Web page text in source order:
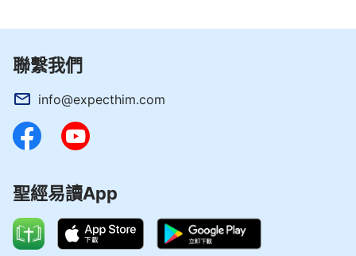
聯繫我們
info@expecthim.com
聖經易讀App